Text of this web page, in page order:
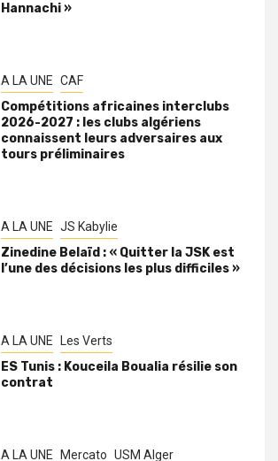
Hannachi »
A LA UNE CAF
Compétitions africaines interclubs
2026-2027 : les clubs algériens
connaissent leurs adversaires aux
tours préliminaires
A LA UNE JS Kabylie
Zinedine Belaïd : « Quitter la JSK est
l’une des décisions les plus difficiles »
A LA UNE Les Verts
ES Tunis : Kouceila Boualia résilie son
contrat
A LA UNE Mercato USM Alger